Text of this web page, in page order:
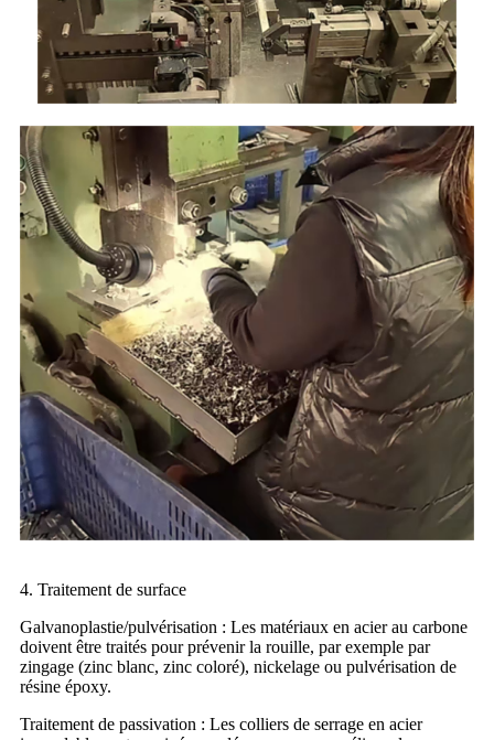
4. Traitement de surface
Galvanoplastie/pulvérisation : Les matériaux en acier au carbone
doivent être traités pour prévenir la rouille, par exemple par
zingage (zinc blanc, zinc coloré), nickelage ou pulvérisation de
résine époxy.
Traitement de passivation : Les colliers de serrage en acier